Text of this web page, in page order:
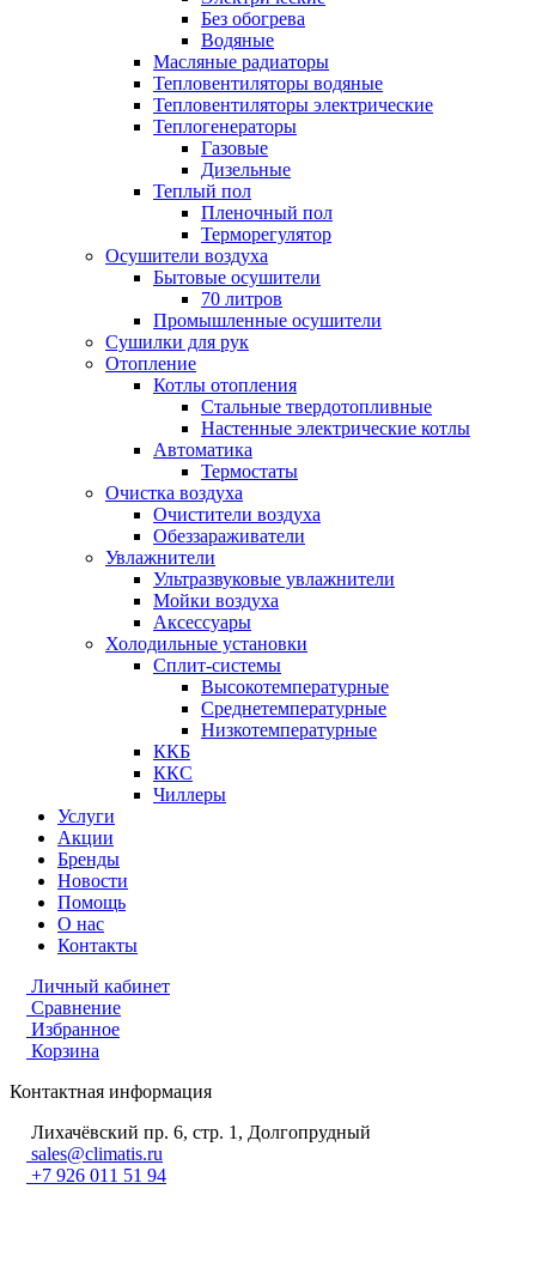
Без обогрева
Водяные
Масляные радиаторы
Тепловентиляторы водяные
Тепловентиляторы электрические
Теплогенераторы
Газовые
Дизельные
Теплый пол
Пленочный пол
Терморегулятор
Осушители воздуха
Бытовые осушители
70 литров
Промышленные осушители
Сушилки для рук
Отопление
Котлы отопления
Стальные твердотопливные
Настенные электрические котлы
Автоматика
Термостаты
Очистка воздуха
Очистители воздуха
Обеззараживатели
Увлажнители
Ультразвуковые увлажнители
Мойки воздуха
Аксессуары
Холодильные установки
Сплит-системы
Высокотемпературные
Среднетемпературные
Низкотемпературные
ККБ
ККС
Чиллеры
Услуги
Акции
Бренды
Новости
Помощь
О нас
Контакты
Личный кабинет
Сравнение
Избранное
Корзина
Контактная информация
Лихачёвский пр. 6, стр. 1, Долгопрудный
sales@climatis.ru
+7 926 011 51 94